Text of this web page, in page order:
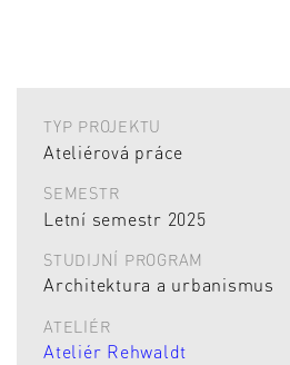
TYP PROJEKTU
Ateliérová práce
SEMESTR
Letní semestr 2025
STUDIJNÍ PROGRAM
Architektura a urbanismus
ATELIÉR
Ateliér Rehwaldt